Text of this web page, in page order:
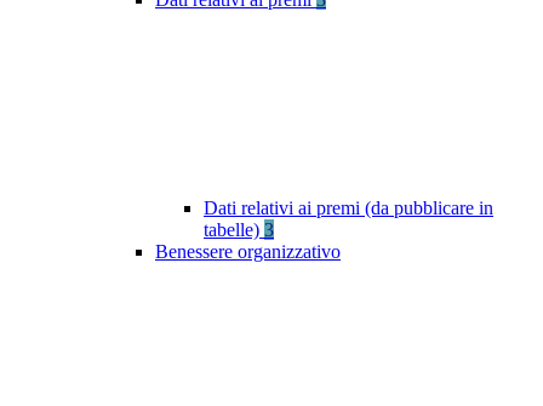
Dati relativi ai premi (da pubblicare in
tabelle) 3
Benessere organizzativo